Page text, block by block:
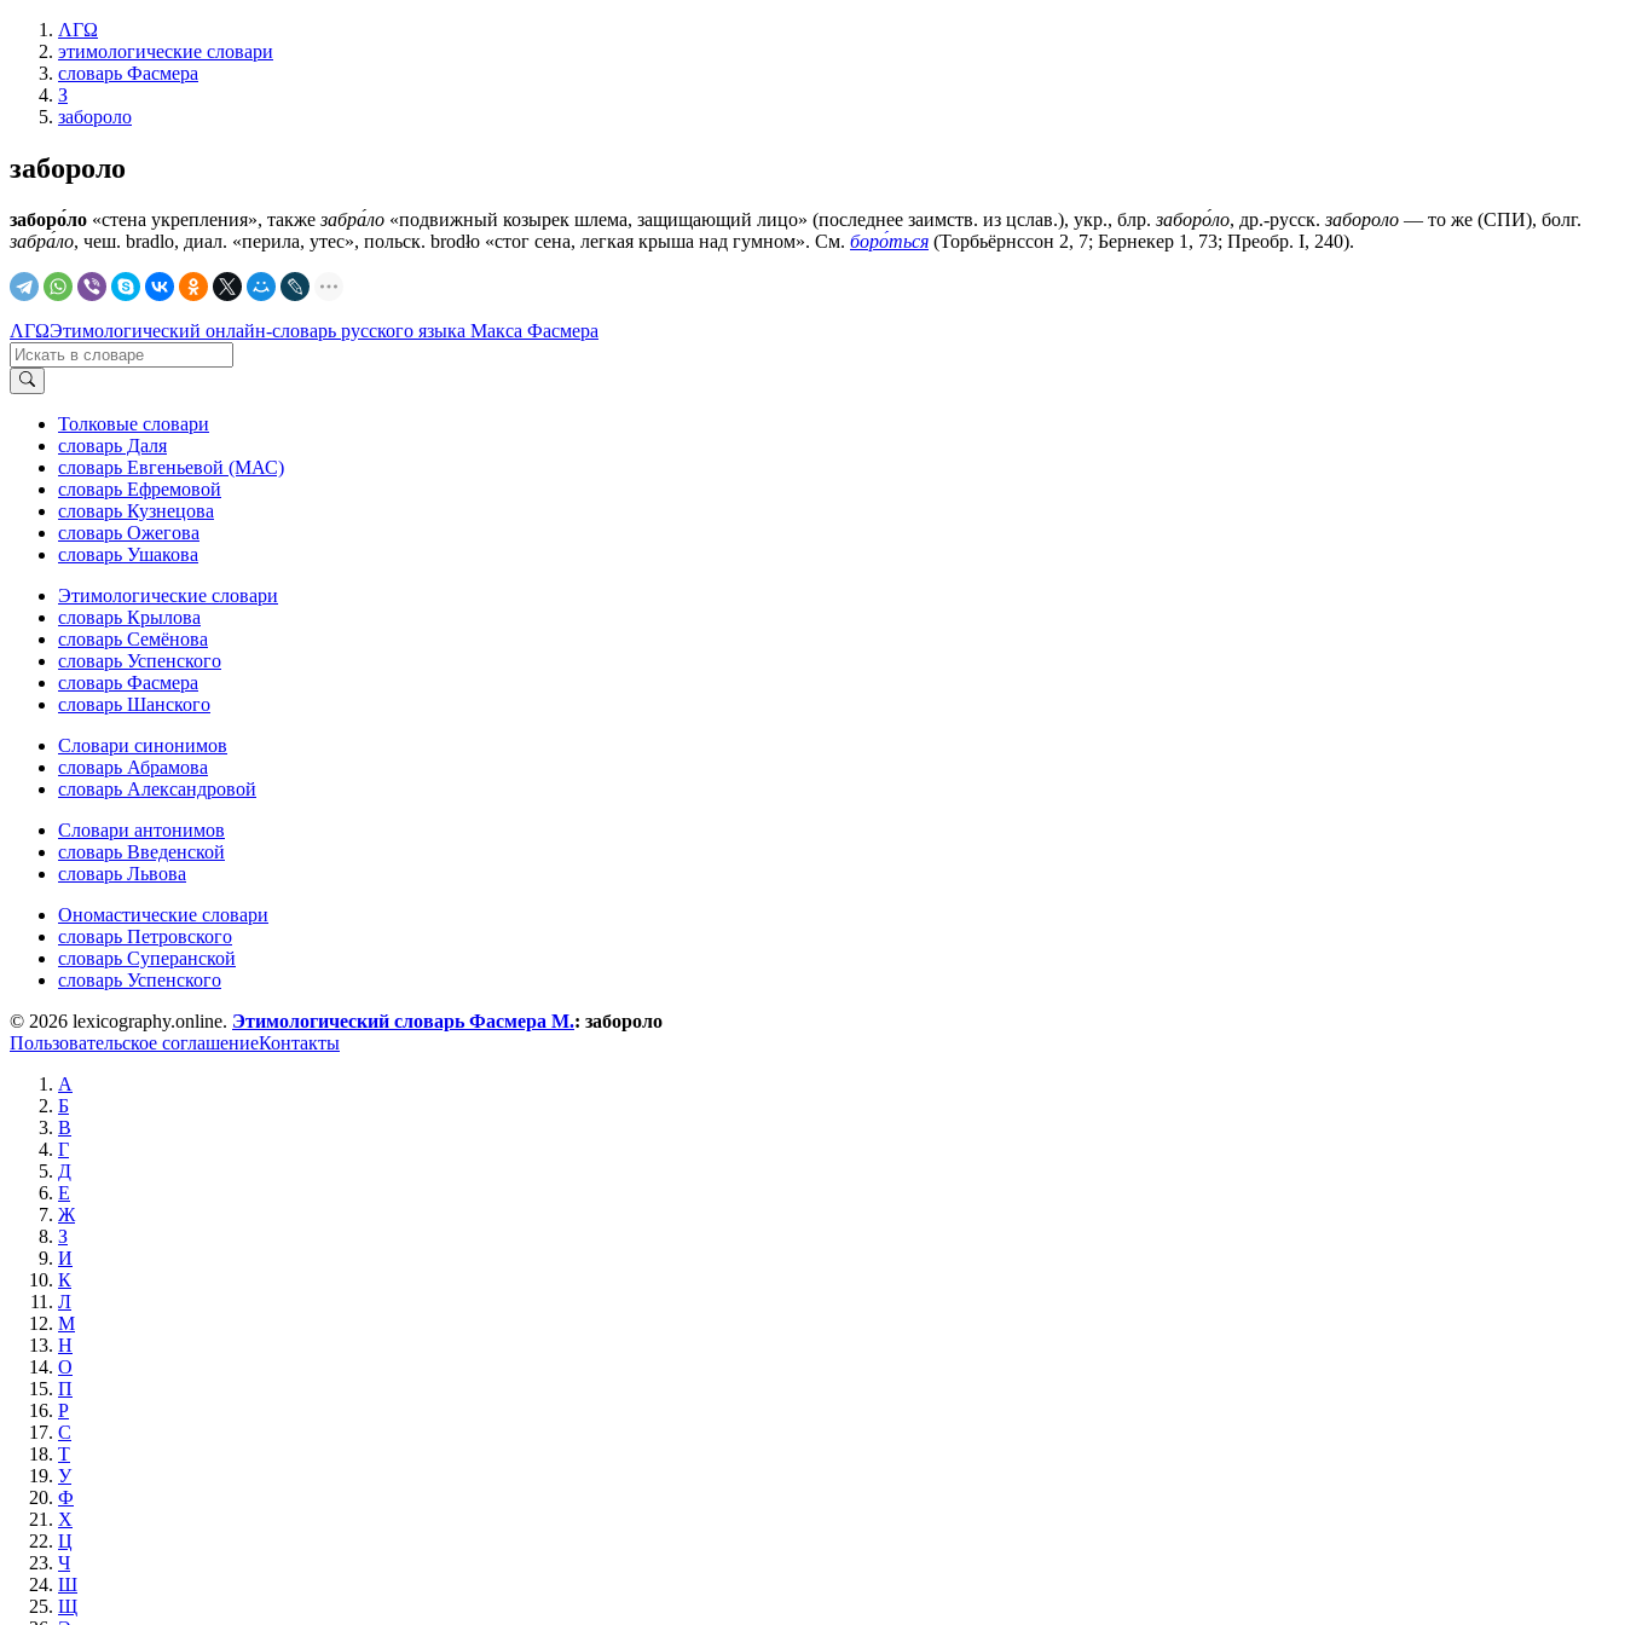
ΛΓΩ
этимологические словари
словарь Фасмера
З
забороло
забороло
заборо́ло «стена укрепления», такжезабра́ло «подвижный козырек шлема, защищающий лицо» (последнее заимств. из цслав.), укр., блр.заборо́ло, др.-русск.забороло — то же (СПИ), болг.
забра́ло, чеш. bradlo, диал. «перила, утес», польск. brodło «стог сена, легкая крыша над гумном». См. боро́ться (Торбьёрнссон 2, 7; Бернекер 1, 73; Преобр. I, 240).
ΛΓΩЭтимологический онлайн-словарь русского языка Макса Фасмера
Толковые словари
словарь Даля
словарь Евгеньевой (МАС)
словарь Ефремовой
словарь Кузнецова
словарь Ожегова
словарь Ушакова
Этимологические словари
словарь Крылова
словарь Семёнова
словарь Успенского
словарь Фасмера
словарь Шанского
Словари синонимов
словарь Абрамова
словарь Александровой
Словари антонимов
словарь Введенской
словарь Львова
Ономастические словари
словарь Петровского
словарь Суперанской
словарь Успенского
© 2026 lexicography.online. Этимологический словарь Фасмера М.: забороло
Пользовательское соглашениеКонтакты
А
Б
В
Г
Д
Е
Ж
З
И
К
Л
М
Н
О
П
Р
С
Т
У
Ф
Х
Ц
Ч
Ш
Щ